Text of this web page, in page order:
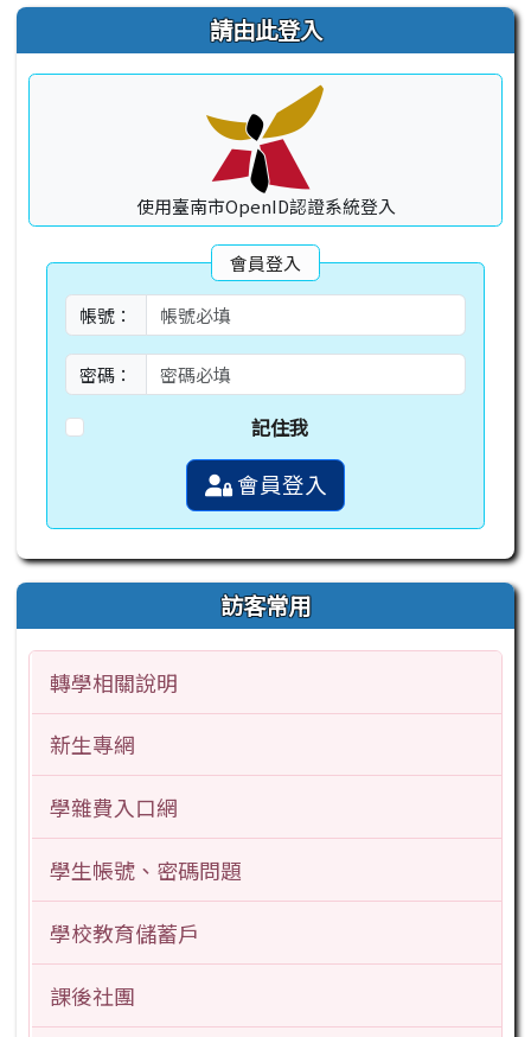
右邊區域內容 請由此登入
使用臺南市OpenID認證系統登入
會員登入
帳號：
密碼：
記住我
會員登入
訪客常用
轉學相關說明
新生專網
學雜費入口網
學生帳號、密碼問題
學校教育儲蓄戶
課後社團